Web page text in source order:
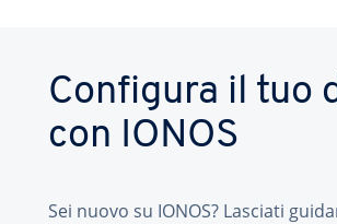
Configura il tuo
con IONOS
Sei nuovo su IONOS? Lasciati